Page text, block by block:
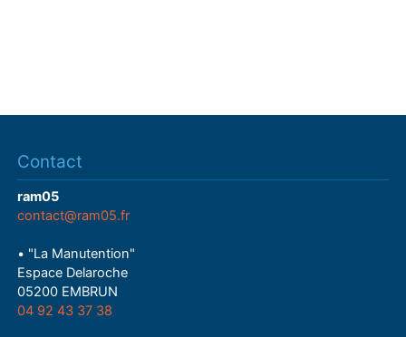
Contact
ram05
contact@ram05.fr
• "La Manutention"
Espace Delaroche
05200 EMBRUN
04 92 43 37 38